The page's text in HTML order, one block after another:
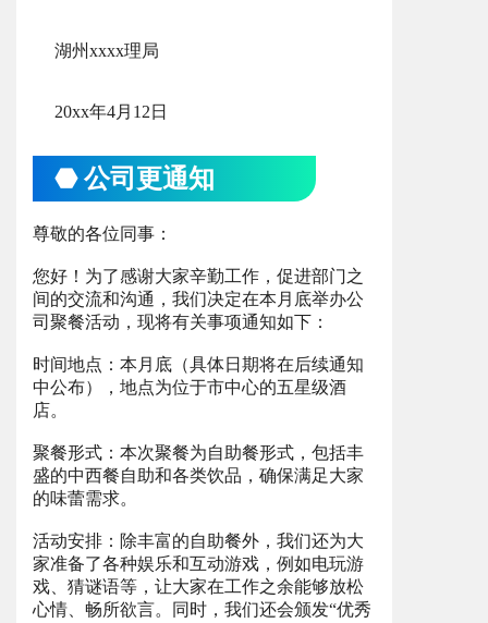
湖州xxxx理局
20xx年4月12日
⬣ 公司更通知
尊敬的各位同事：
您好！为了感谢大家辛勤工作，促进部门之
间的交流和沟通，我们决定在本月底举办公
司聚餐活动，现将有关事项通知如下：
时间地点：本月底（具体日期将在后续通知
中公布），地点为位于市中心的五星级酒
店。
聚餐形式：本次聚餐为自助餐形式，包括丰
盛的中西餐自助和各类饮品，确保满足大家
的味蕾需求。
活动安排：除丰富的自助餐外，我们还为大
家准备了各种娱乐和互动游戏，例如电玩游
戏、猜谜语等，让大家在工作之余能够放松
心情、畅所欲言。同时，我们还会颁发“优秀